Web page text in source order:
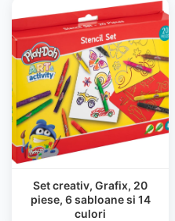
Set creativ, Grafix, 20
piese, 6 sabloane si 14
culori